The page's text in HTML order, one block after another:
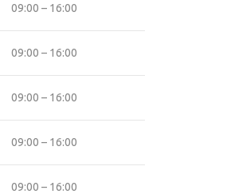
09:00 – 16:00
09:00 – 16:00
09:00 – 16:00
09:00 – 16:00
09:00 – 16:00